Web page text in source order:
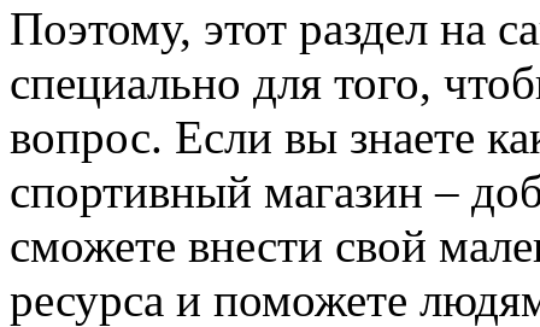
Поэтому, этот раздел на
специально для того,
вопрос. Если вы знаете
спортивный магазин –
сможете внести свой
ресурса и поможете